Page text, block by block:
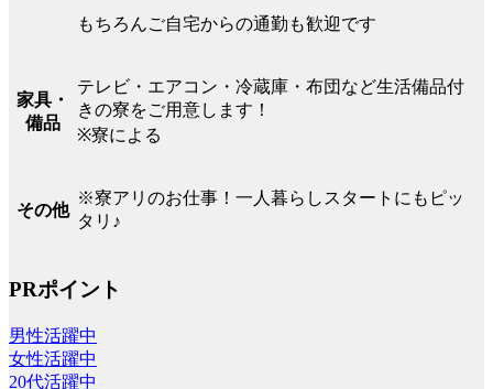
もちろんご自宅からの通勤も歓迎です
家具・
備品
テレビ・エアコン・冷蔵庫・布団など生活備品付
きの寮をご用意します！
※寮による
その他
※寮アリのお仕事！一人暮らしスタートにもピッ
タリ♪
PRポイント
男性活躍中
女性活躍中
20代活躍中